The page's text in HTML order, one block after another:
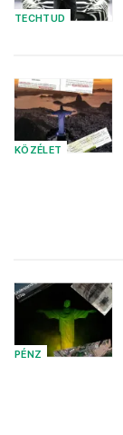
TECHTUD
KÖZÉLET
PÉNZ